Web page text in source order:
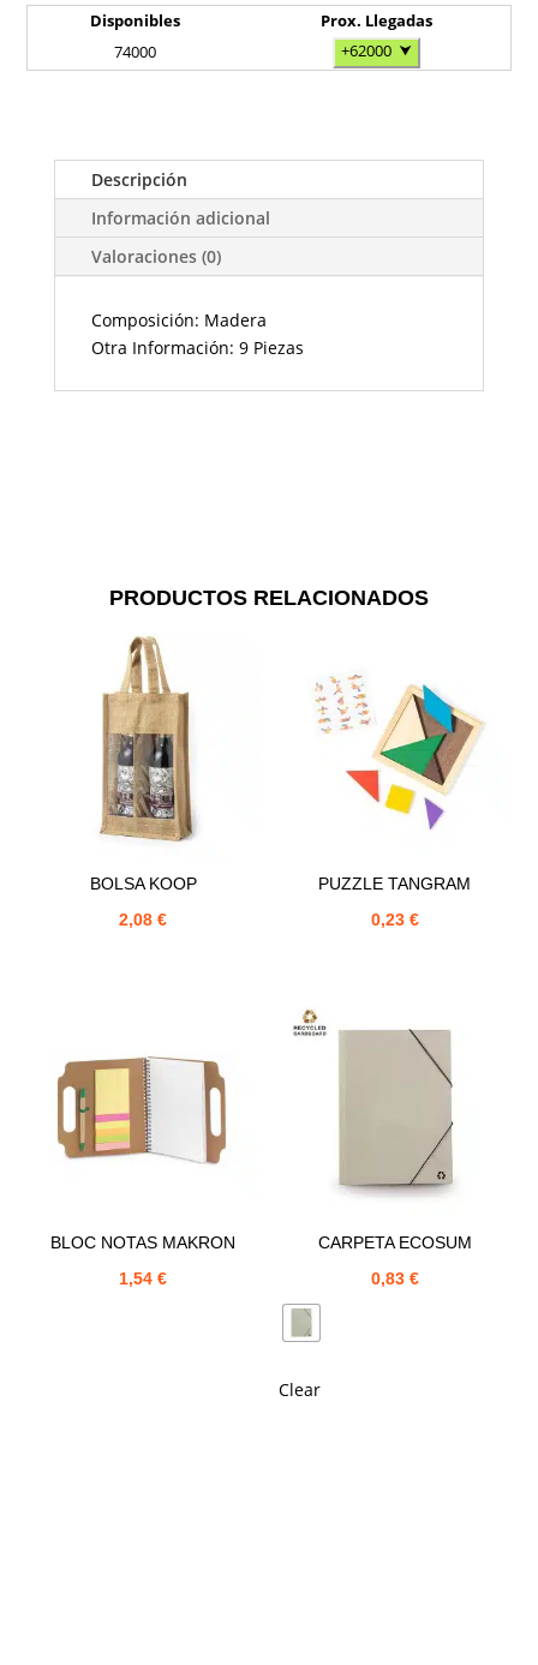
Disponibles
Prox. Llegadas
74000
+62000 ⮟
Descripción
Información adicional
Valoraciones (0)
Composición: Madera
Otra Información: 9 Piezas
PRODUCTOS RELACIONADOS
BOLSA KOOP
2,08€
PUZZLE TANGRAM
0,23 €
BLOC NOTAS MAKRON
1,54€
CARPETA ECOSUM
0,83 €
Clear